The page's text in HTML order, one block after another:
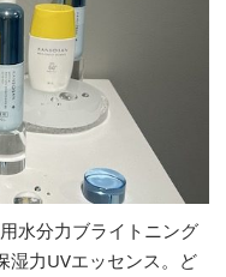
水分力ブライトニング
湿力UVエッセンス。ど